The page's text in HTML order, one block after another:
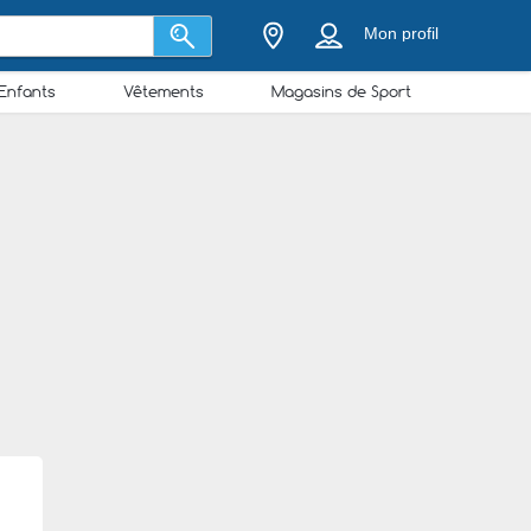
Mon profil
Vêtements Magasins de Sport